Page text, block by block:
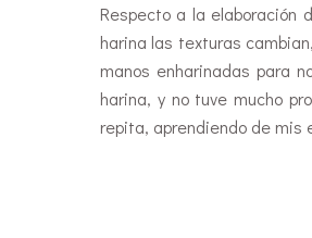
Respecto a la elaboración
harina las texturas
manos enharinadas para
harina, y no tuve mucho
repita, aprendiendo de mis